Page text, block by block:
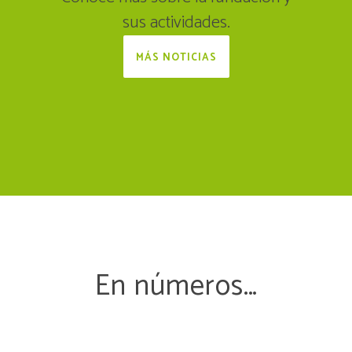
Actualidad /Eventos
sus actividades.
MÁS NOTICIAS
En números…